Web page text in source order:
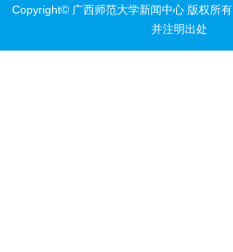
Copyright© 广西师范大学新闻中心 版权所
并注明出处